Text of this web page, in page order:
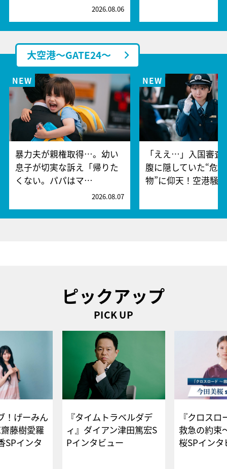
2026.08.06
大空港～GATE24～
暴力夫が親権取得…。幼い
息子が切実な訴え「帰りた
くない。パパはマ…
2026.08.07
「ええ…」入国審査
腹に隠していた“危
物”に仰天！空港騒
ピックアップ
PICK UP
！げーみん
藤樹愛羅
SPインタ
『タイムトラベルダデ
ィ』ダイアン津田篤宏S
Pインタビュー
『クロス
救急の約束
桜SPイ